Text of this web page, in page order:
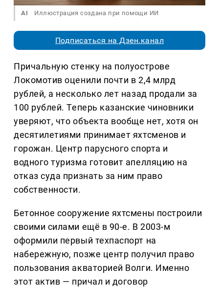
AI Иллюстрация создана при помощи ИИ
Подписаться на Дзен.канал
Причальную стенку на полуострове
Локомотив оценили почти в 2,4 млрд
рублей, а несколько лет назад продали за
100 рублей. Теперь казанские чиновники
уверяют, что объекта вообще нет, хотя он
десятилетиями принимает яхтсменов и
горожан. Центр парусного спорта и
водного туризма готовит апелляцию на
отказ суда признать за ним право
собственности.
Бетонное сооружение яхтсмены построили
своими силами ещё в 90-е. В 2003-м
оформили первый техпаспорт на
набережную, позже центр получил право
пользования акваторией Волги. Именно
этот актив — причал и договор